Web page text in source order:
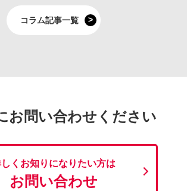
コラム記事一覧
お問い合わせください
くお知りになりたい方は
お問い合わせ